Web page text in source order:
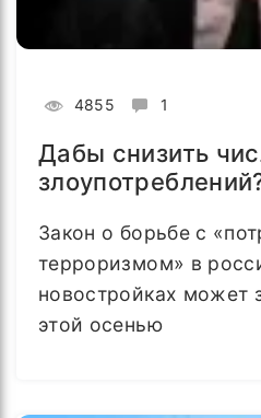
4855 1
Дабы снизить
Закон о борьбе с
терроризмом» в
новостройках может
этой осенью